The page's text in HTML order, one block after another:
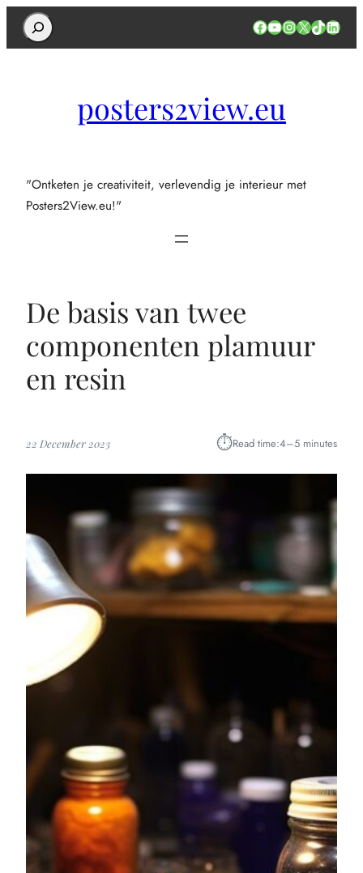
Search Facebook
YouTube
Instagram
X TikTok
posters2view.eu
"Ontketen je creativiteit, verlevendig je interieur met
Posters2View.eu!"
De basis van twee
componenten plamuur
en resin
22 December 2023 ⏱︎Read time:4–5 minutes